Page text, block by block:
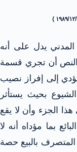
من القانون المدني يدل على أنه
النص أن تجري قسمة
إلى إفراز نصيب
بحيث يستأثر
الجزء وأن لا يقع
بما مؤداه أنه لا
المتصرف بالبيع حصة